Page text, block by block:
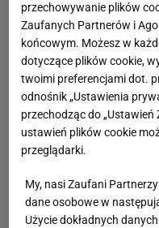
przechowywanie plików
Zaufanych Partnerów i
końcowym. Możesz w
dotyczące plików cookie,
twoimi preferencjami dot.
odnośnik „Ustawienia
przechodząc do
ustawień plików cookie
przeglądarki.
My, nasi Zaufani
dane osobowe w
Użycie dokładnych